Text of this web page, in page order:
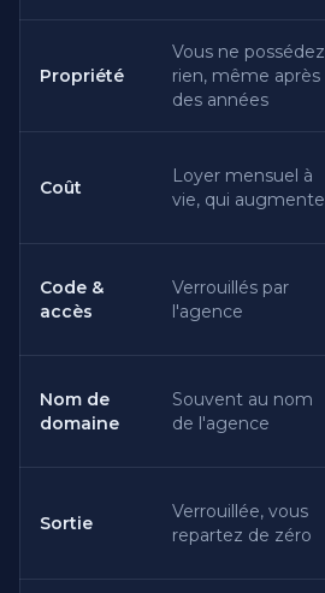
Propriété
Vous ne possédez
rien, même après
des années
Coût
Loyer mensuel à
vie, qui augmente
Code &
accès
Verrouillés par
l'agence
Nom de
domaine
Souvent au nom
de l'agence
Sortie
Verrouillée, vous
repartez de zéro